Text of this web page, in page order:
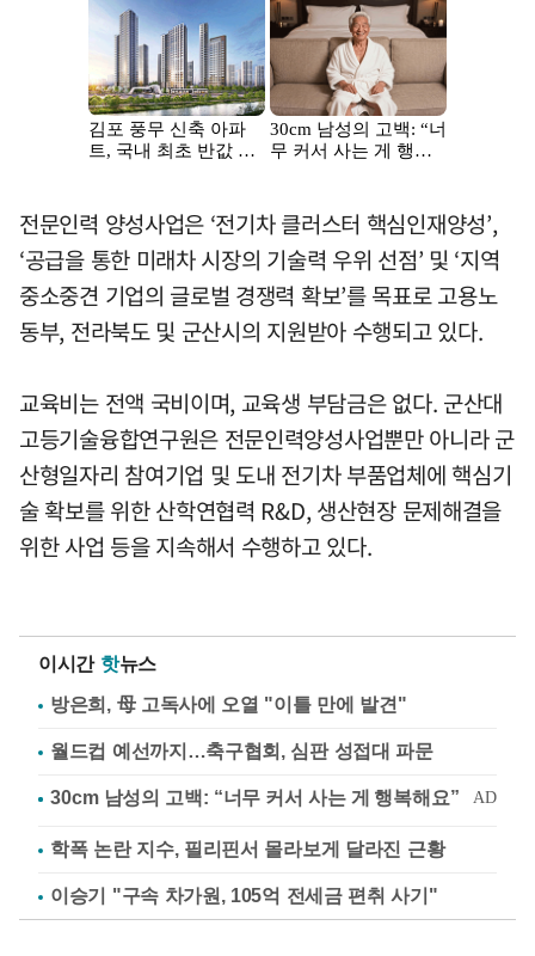
전문인력 양성사업은 ‘전기차 클러스터 핵심인재양성’,
‘공급을 통한 미래차 시장의 기술력 우위 선점’ 및 ‘지역
중소중견 기업의 글로벌 경쟁력 확보’를 목표로 고용노
동부, 전라북도 및 군산시의 지원받아 수행되고 있다.
교육비는 전액 국비이며, 교육생 부담금은 없다. 군산대
고등기술융합연구원은 전문인력양성사업뿐만 아니라 군
산형일자리 참여기업 및 도내 전기차 부품업체에 핵심기
술 확보를 위한 산학연협력 R&D, 생산현장 문제해결을
위한 사업 등을 지속해서 수행하고 있다.
이시간 핫뉴스
방은희, 母 고독사에 오열 "이틀 만에 발견"
월드컵 예선까지…축구협회, 심판 성접대 파문
학폭 논란 지수, 필리핀서 몰라보게 달라진 근황
이승기 "구속 차가원, 105억 전세금 편취 사기"